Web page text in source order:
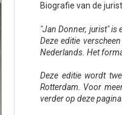
Biografie van de
"Jan Donner, jurist" is
Deze editie
Nederlands. Het
Deze editie wordt
Rotterdam. Voor
verder op deze pagina.